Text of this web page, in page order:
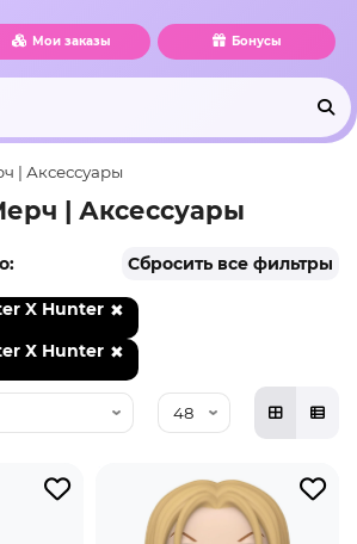
Мои заказы Бонусы
| Аксессуары
| Аксессуары
Сбросить все фильтры
X Hunter
Х Hunter